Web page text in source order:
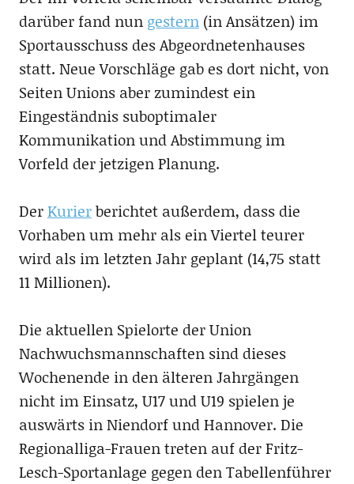
darüber fand nun gestern(in Ansätzen) im
Sportausschuss des Abgeordnetenhauses
statt. Neue Vorschläge gab es dort nicht, von
Seiten Unions aber zumindest ein
Eingeständnis suboptimaler
Kommunikation und Abstimmung im
Vorfeld der jetzigen Planung.
DerKurierberichtet außerdem, dass die
Vorhaben um mehr als ein Viertel teurer
wird als im letzten Jahr geplant (14,75 statt
11 Millionen).
Die aktuellen Spielorte der Union
Nachwuchsmannschaften sind dieses
Wochenende in den älteren Jahrgängen
nicht im Einsatz, U17 und U19 spielen je
auswärts in Niendorf und Hannover. Die
Regionalliga-Frauen treten auf der Fritz-
Lesch-Sportanlage gegen den Tabellenführer